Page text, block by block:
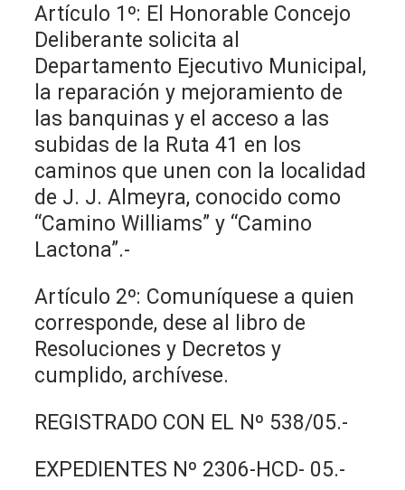
Artículo 1º: El Honorable Concejo
Deliberante solicita al
Departamento Ejecutivo Municipal,
la reparación y mejoramiento de
las banquinas y el acceso a las
subidas de la Ruta 41 en los
caminos que unen con la localidad
de J. J. Almeyra, conocido como
“Camino Williams” y “Camino
Lactona”.-
Artículo 2º: Comuníquese a quien
corresponde, dese al libro de
Resoluciones y Decretos y
cumplido, archívese.
REGISTRADO CON EL Nº 538/05.-
EXPEDIENTES Nº 2306-HCD- 05.-